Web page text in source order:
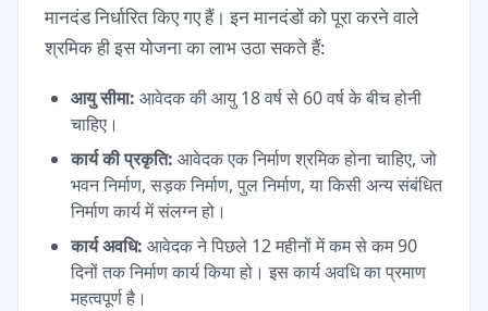
मानदंड निर्धारित किए गए हैं। इन मानदंडों को पूरा करने वाले
श्रमिक ही इस योजना का लाभ उठा सकते हैं:
आयु सीमा: आवेदक की आयु 18 वर्ष से 60 वर्ष के बीच होनी
चाहिए।
कार्य की प्रकृति: आवेदक एक निर्माण श्रमिक होना चाहिए, जो
भवन निर्माण, सड़क निर्माण, पुल निर्माण, या किसी अन्य संबंधित
निर्माण कार्य में संलग्न हो।
कार्य अवधि: आवेदक ने पिछले 12 महीनों में कम से कम 90
दिनों तक निर्माण कार्य किया हो। इस कार्य अवधि का प्रमाण
महत्वपूर्ण है।